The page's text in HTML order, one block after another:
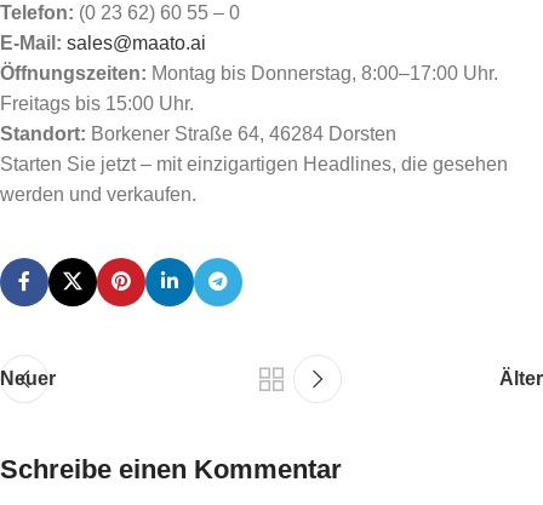
Telefon: (0 23 62) 60 55 – 0
E-Mail: sales@maato.ai
Öffnungszeiten: Montag bis Donnerstag, 8:00–17:00 Uhr.
Freitags bis 15:00 Uhr.
Standort: Borkener Straße 64, 46284 Dorsten
Starten Sie jetzt – mit einzigartigen Headlines, die gesehen
werden und verkaufen.
Neuer Älter
Schreibe einen Kommentar